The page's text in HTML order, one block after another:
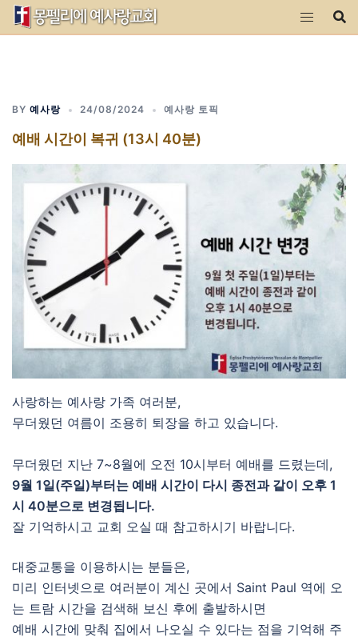
Skip
BY 예사랑 24/08/2024 예사랑 토픽
예배 시간이 복귀 (13시 40분)
사랑하는 예사랑 가족 여러분,
무더웠던 여름이 조용히 퇴장을 하고 있습니다.
무더웠던 지난 7~8월에 오전 10시부터 예배를 드렸는데,
9월 1일(주일)부터는 예배 시간이 다시 종전과 같이 오후 1
시 40분으로 변경됩니다.
잘 기억하시고 교회 오실 때 참고하시기 바랍니다.
대중교통을 이용하시는 분들은,
미리 인터넷으로 여러분이 계신 곳에서 Saint Paul 역에 오
는 트람 시간을 검색해 보신 후에 출발하시면
예배 시간에 맞춰 집에서 나오실 수 있다는 점을 기억해 주